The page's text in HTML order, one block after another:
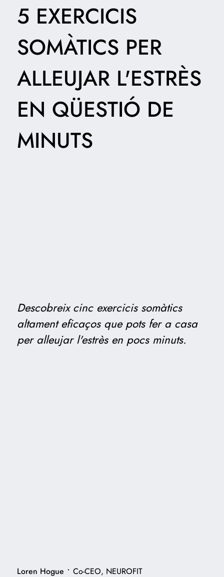
5 EXERCICIS
SOMÀTICS PER
ALLEUJAR L'ESTRÈS
EN QÜESTIÓ DE
MINUTS
Descobreix cinc exercicis somàtics
altament eficaços que pots fer a casa
per alleujar l'estrès en pocs minuts.
Loren Hogue • Co-CEO, NEUROFIT